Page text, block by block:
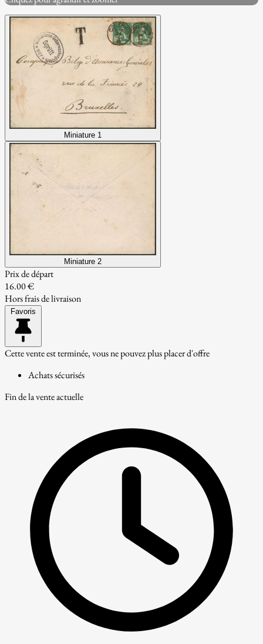
Miniature 1
Miniature 2
Prix de départ
16.00 €
Hors frais de livraison
Favoris
Cette vente est terminée, vous ne pouvez plus placer d'offre
Achats sécurisés
Fin de la vente actuelle